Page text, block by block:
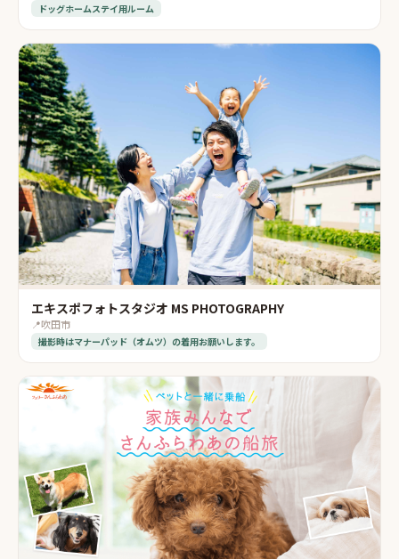
ドッグホームステイ用ルーム
エキスポフォトスタジオ MS PHOTOGRAPHY
📍吹田市
撮影時はマナーパッド（オムツ）の着用お願いします。